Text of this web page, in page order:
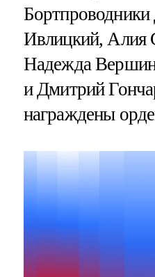
Ивлицкий, Алия
Надежда
и Дмитрий
награждены